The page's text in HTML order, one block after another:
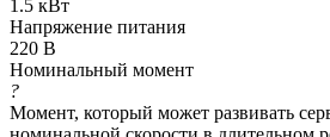
1.5 кВт
Напряжение питания
220 В
Номинальный момент
?
Момент, который может развивать